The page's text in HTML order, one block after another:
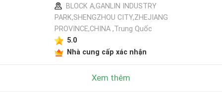
BLOCK A,GANLIN INDUSTRY
PARK,SHENGZHOU CITY,ZHEJIANG
PROVINCE,CHINA ,Trung Quốc
5.0
Nhà cung cấp xác nhận
Xem thêm